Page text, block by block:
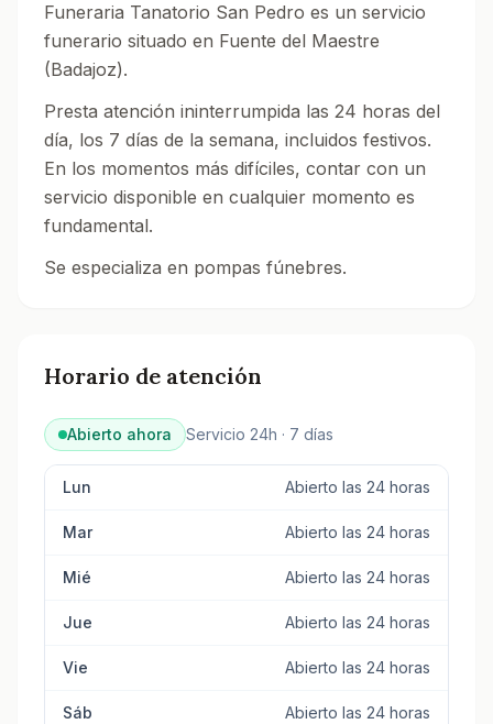
Funeraria Tanatorio San Pedro es un servicio
funerario situado en Fuente del Maestre
(Badajoz).
Presta atención ininterrumpida las 24 horas del
día, los 7 días de la semana, incluidos festivos.
En los momentos más difíciles, contar con un
servicio disponible en cualquier momento es
fundamental.
Se especializa en pompas fúnebres.
Horario de atención
Abierto ahora Servicio 24h · 7 días
Lun Abierto las 24 horas
Mar Abierto las 24 horas
Mié Abierto las 24 horas
Jue Abierto las 24 horas
Vie Abierto las 24 horas
Sáb Abierto las 24 horas